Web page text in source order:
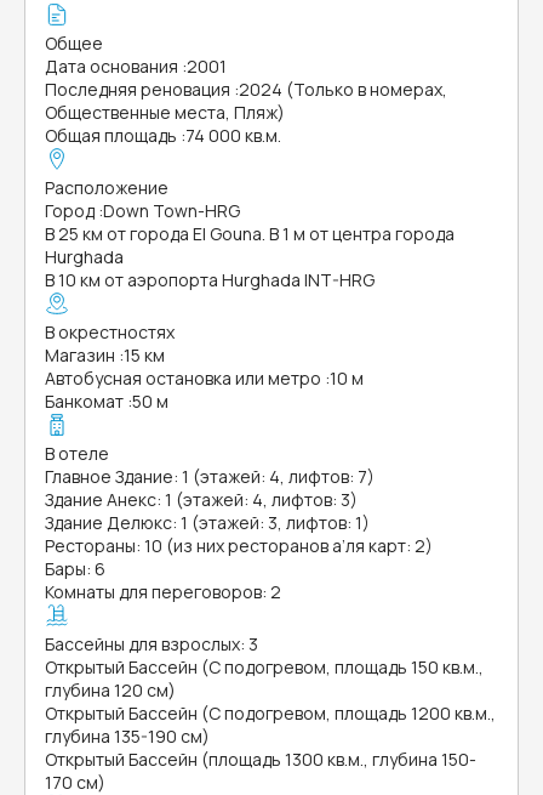
Общее
Дата основания :2001
Последняя реновация :2024 (Только в номерах,
Общественные места, Пляж)
Общая площадь :74 000 кв.м.
Расположение
Город :Down Town-HRG
В 25 км от города El Gouna. В 1 м от центра города
Hurghada
В 10 км от аэропорта Hurghada INT-HRG
В окрестностях
Магазин :15 км
Автобусная остановка или метро :10 м
Банкомат :50 м
В отеле
Главное Здание: 1 (этажей: 4, лифтов: 7)
Здание Анекс: 1 (этажей: 4, лифтов: 3)
Здание Делюкс: 1 (этажей: 3, лифтов: 1)
Рестораны: 10 (из них ресторанов а’ля карт: 2)
Бары: 6
Комнаты для переговоров: 2
Бассейны для взрослых: 3
Открытый Бассейн (С подогревом, площадь 150 кв.м.,
глубина 120 см)
Открытый Бассейн (С подогревом, площадь 1200 кв.м.,
глубина 135-190 см)
Открытый Бассейн (площадь 1300 кв.м., глубина 150-
170 см)